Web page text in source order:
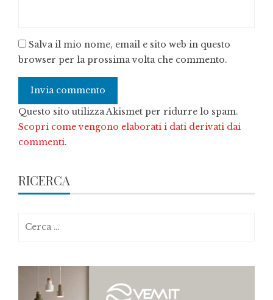
Salva il mio nome, email e sito web in questo
browser per la prossima volta che commento.
Questo sito utilizza Akismet per ridurre lo spam.
Scopri come vengono elaborati i dati derivati dai
commenti.
RICERCA